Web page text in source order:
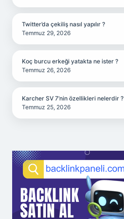
Twitter’da çekiliş nasıl yapılır ?
Temmuz 29, 2026
Koç burcu erkeği yatakta ne ister ?
Temmuz 26, 2026
Karcher SV 7’nin özellikleri nelerdir ?
Temmuz 25, 2026